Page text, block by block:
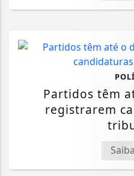
Partidos têm
registrarem